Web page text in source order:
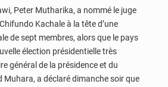
Peter Mutharika, a nommé le juge
Kachale à la tête d’une
de sept membres, alors que le pays
élection présidentielle très
général de la présidence et du
Muhara, a déclaré dimanche soir que